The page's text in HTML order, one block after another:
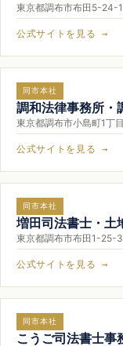
東京都調布市布田5-24-1
公式サイトを見る →
同市本社
調和法律事務所・
東京都調布市小島町1丁
公式サイトを見る →
同市本社
増田司法書士・土
東京都調布市布田1-25-
公式サイトを見る →
同市本社
こうご司法書士事